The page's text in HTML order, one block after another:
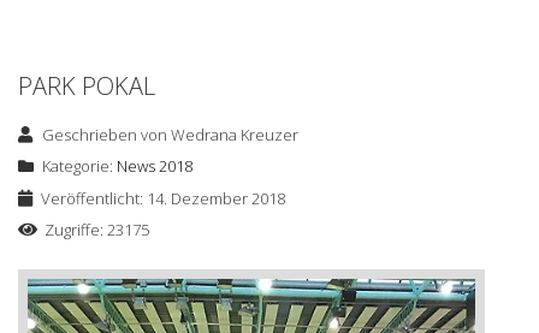
PARK POKAL
Geschrieben vonWedrana Kreuzer
Kategorie: News 2018
Veröffentlicht: 14. Dezember 2018
Zugriffe: 23175